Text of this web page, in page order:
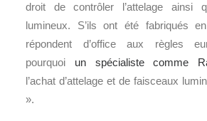
droit de contrôler l’attelage ainsi
lumineux. S’ils ont été fabriqués
répondent d’office aux règles
pourquoi un spécialiste comme
l’achat d’attelage et de faisceaux
».